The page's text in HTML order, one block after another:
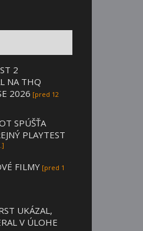
2
NA THQ
2026 [pred 12
SPÚŠŤA
PLAYTEST
FILMY [pred 1
UKÁZAL,
V ÚLOHE